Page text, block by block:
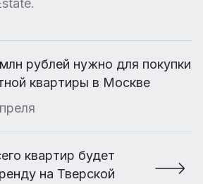
рублей нужно для покупки
квартиры в Москве
квартир будет
на Тверской